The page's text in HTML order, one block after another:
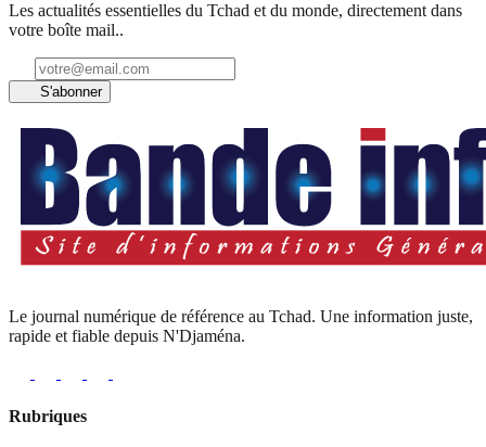
Les actualités essentielles du Tchad et du monde, directement dans
votre boîte mail..
S'abonner
Le journal numérique de référence au Tchad. Une information juste,
rapide et fiable depuis N'Djaména.
Rubriques